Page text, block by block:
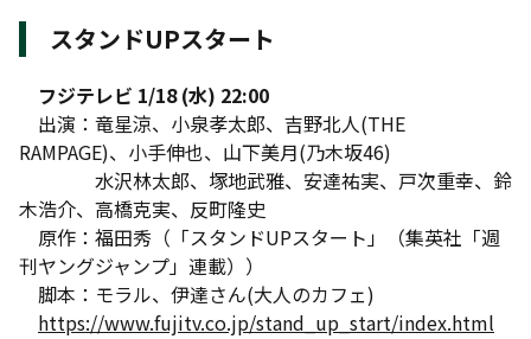
スタンドUPスタート
フジテレビ 1/18 (水) 22:00
出演：竜星涼、小泉孝太郎、吉野北人(THE
RAMPAGE)、小手伸也、山下美月(乃木坂46)
水沢林太郎、塚地武雅、安達祐実、戸次重幸、鈴
木浩介、高橋克実、反町隆史
原作：福田秀（「スタンドUPスタート」（集英社「週
刊ヤングジャンプ」連載））
脚本：モラル、伊達さん(大人のカフェ)
https://www.fujitv.co.jp/stand_up_start/index.html